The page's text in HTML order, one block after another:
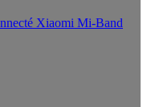
Xiaomi Mi-Band